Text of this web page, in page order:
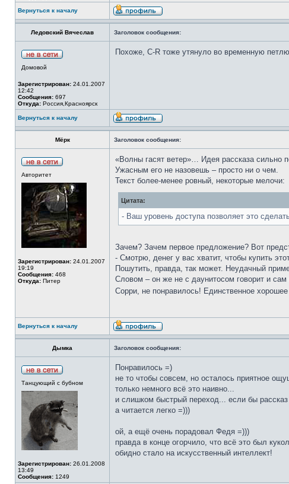
Вернуться к началу
Ледовский Вячеслав Заголовок сообщения:
Домовой
Зарегистрирован: 24.01.2007
12:42
Сообщения: 697
Откуда: Россия,Красноярск
Похоже, С-R тоже утянуло во временную петлю
Вернуться к началу
Мёрк Заголовок сообщения:
Авторитет
Зарегистрирован: 24.01.2007
19:19
Сообщения: 468
Откуда: Питер
«Волны гасят ветер»… Идея рассказа сильно
Ужасным его не назовешь – просто ни о чем.
Текст более-менее ровный, некоторые мелочи:
Цитата:
- Ваш уровень доступа позволяет это
Зачем? Зачем первое предложение? Вот
- Смотрю, денег у вас хватит, чтобы купить
Пошутить, правда, так может. Неудачный
Словом – он же не с даунитосом говорит и
Сорри, не понравилось! Единственное
Вернуться к началу
Дымка Заголовок сообщения:
Танцующий с бубном
Зарегистрирован: 26.01.2008
13:49
Сообщения: 1249
Понравилось =)
не то чтобы совсем, но осталось приятное
только немного всё это наивно...
и слишком быстрый переход... если бы
а читается легко =)))
ой, а ещё очень порадовал Федя =)))
правда в конце огорчило, что всё это был
обидно стало на искусственный интеллект!